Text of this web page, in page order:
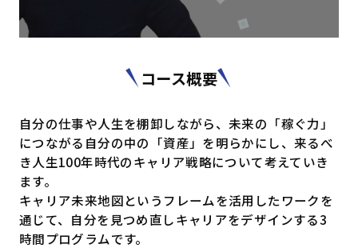
コース概要
自分の仕事や人生を棚卸しながら、未来の「稼ぐ力」
につながる自分の中の「資産」を明らかにし、来るべ
き人生100年時代のキャリア戦略について考えていき
ます。
キャリア未来地図というフレームを活用したワークを
通じて、自分を見つめ直しキャリアをデザインする3
時間プログラムです。